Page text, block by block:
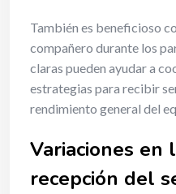
También es beneficioso
compañero durante los
claras pueden ayudar a
estrategias para recibir
rendimiento general del
Variaciones en
recepción del